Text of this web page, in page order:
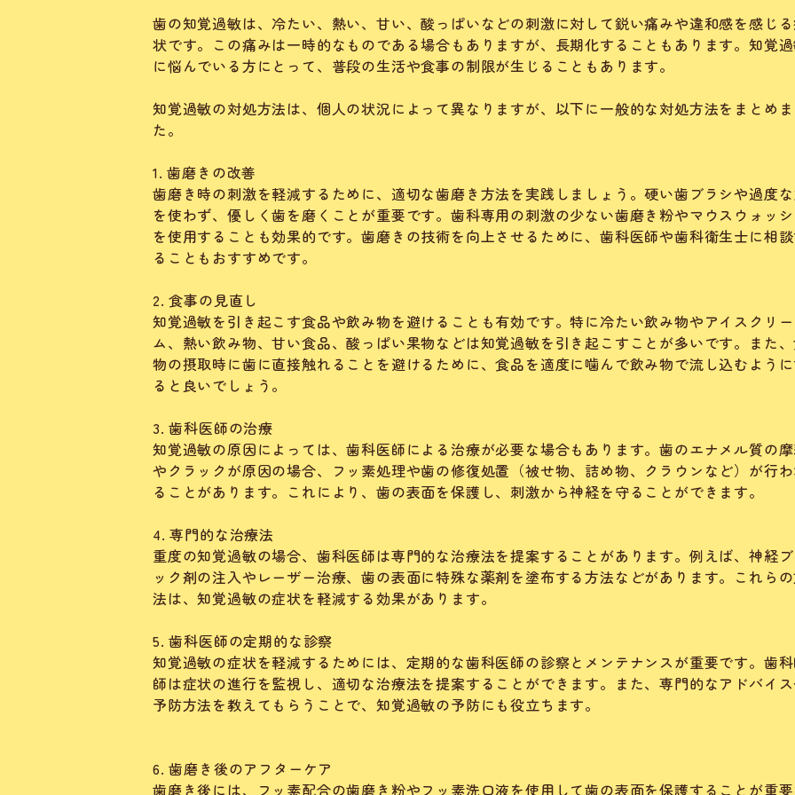
歯の知覚過敏は、冷たい、熱い、甘い、酸っぱいなどの刺激に対して鋭い痛みや違和感を感じ
状です。この痛みは一時的なものである場合もありますが、長期化することもあります。知覚
に悩んでいる方にとって、普段の生活や食事の制限が生じることもあります。
知覚過敏の対処方法は、個人の状況によって異なりますが、以下に一般的な対処方法をまとめま
た。
1. 歯磨きの改善
歯磨き時の刺激を軽減するために、適切な歯磨き方法を実践しましょう。硬い歯ブラシや過度な
を使わず、優しく歯を磨くことが重要です。歯科専用の刺激の少ない歯磨き粉やマウスウォッシ
を使用することも効果的です。歯磨きの技術を向上させるために、歯科医師や歯科衛生士に相
ることもおすすめです。
2. 食事の見直し
知覚過敏を引き起こす食品や飲み物を避けることも有効です。特に冷たい飲み物やアイスクリー
ム、熱い飲み物、甘い食品、酸っぱい果物などは知覚過敏を引き起こすことが多いです。また
物の摂取時に歯に直接触れることを避けるために、食品を適度に噛んで飲み物で流し込むよう
ると良いでしょう。
3. 歯科医師の治療
知覚過敏の原因によっては、歯科医師による治療が必要な場合もあります。歯のエナメル質の
やクラックが原因の場合、フッ素処理や歯の修復処置（被せ物、詰め物、クラウンなど）が行
ることがあります。これにより、歯の表面を保護し、刺激から神経を守ることができます。
4. 専門的な治療法
重度の知覚過敏の場合、歯科医師は専門的な治療法を提案することがあります。例えば、神経ブ
ック剤の注入やレーザー治療、歯の表面に特殊な薬剤を塗布する方法などがあります。これら
法は、知覚過敏の症状を軽減する効果があります。
5. 歯科医師の定期的な診察
知覚過敏の症状を軽減するためには、定期的な歯科医師の診察とメンテナンスが重要です。歯
師は症状の進行を監視し、適切な治療法を提案することができます。また、専門的なアドバイ
予防方法を教えてもらうことで、知覚過敏の予防にも役立ちます。
6. 歯磨き後のアフターケア
歯磨き後には、フッ素配合の歯磨き粉やフッ素洗口液を使用して歯の表面を保護することが重